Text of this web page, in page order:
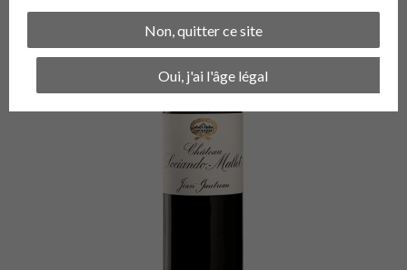
Non, quitter ce site
Oui, j'ai l'âge légal